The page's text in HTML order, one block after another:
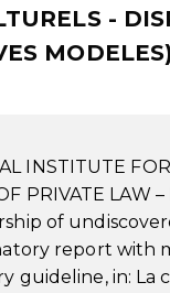
-
INSTITUTE
PRIVATE LAW
of
report with
guideline, in: La